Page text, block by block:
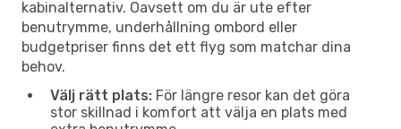
kabinalternativ. Oavsett om du är ute efter
benutrymme, underhållning ombord eller
budgetpriser finns det ett flyg som matchar dina
behov.
Välj rätt plats: För längre resor kan det göra
stor skillnad i komfort att välja en plats med